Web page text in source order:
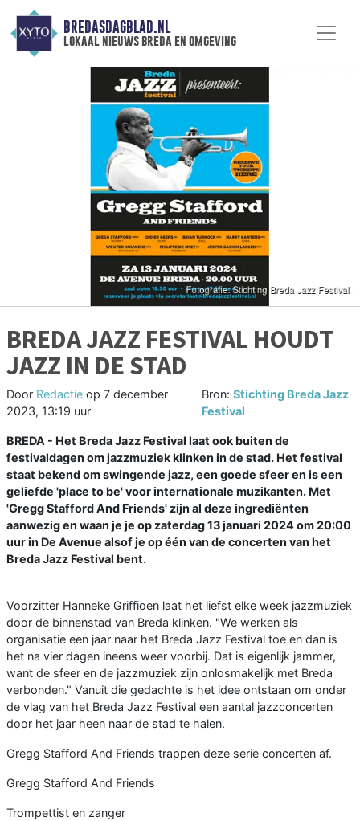
BREDASDAGBLAD.NL
lokaal nieuws breda en omgeving
BREDA JAZZ FESTIVAL HOUDT
JAZZ IN DE STAD
Door Redactie op 7 december
2023, 13:19 uur
Bron:Stichting Breda Jazz
Festival
BREDA - Het Breda Jazz Festival laat ook buiten de
festivaldagen om jazzmuziek klinken in de stad. Het festival
staat bekend om swingende jazz, een goede sfeer en is een
geliefde 'place to be' voor internationale muzikanten. Met
'Gregg Stafford And Friends' zijn al deze ingrediënten
aanwezig en waan je je op zaterdag 13 januari 2024 om 20:00
uur in De Avenue alsof je op één van de concerten van het
Breda Jazz Festival bent.
Voorzitter Hanneke Griffioen laat het liefst elke week jazzmuziek
door de binnenstad van Breda klinken. "We werken als
organisatie een jaar naar het Breda Jazz Festival toe en dan is
het na vier dagen ineens weer voorbij. Dat is eigenlijk jammer,
want de sfeer en de jazzmuziek zijn onlosmakelijk met Breda
verbonden." Vanuit die gedachte is het idee ontstaan om onder
de vlag van het Breda Jazz Festival een aantal jazzconcerten
door het jaar heen naar de stad te halen.
Gregg Stafford And Friends trappen deze serie concerten af.
Gregg Stafford And Friends
Trompettist en zanger